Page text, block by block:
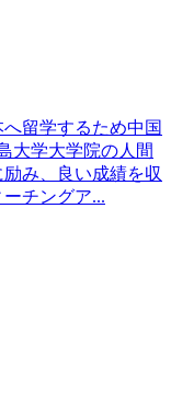
留学するため中国
大学大学院の人間
み、良い成績を収
チングア...